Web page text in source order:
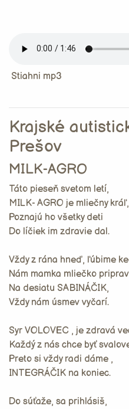
Stiahni mp3
Krajské
Prešov
MILK-AGRO
Táto pieseň svetom letí,
MILK- AGRO je mliečny kráľ,
Poznajú ho všetky deti
Do líčiek im zdravie dal.
Vždy z rána hneď, ľúbime
Nám mamka mliečko
Na desiatu SABINÁČIK,
Vždy nám úsmev vyčarí.
Syr VOLOVEC , je zdravá
Každý z nás chce byť
Preto si vždy radi dáme ,
INTEGRÁČIK na koniec.
Do súťaže, sa prihlásiš,